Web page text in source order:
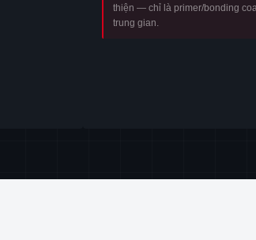
thiện — chỉ là primer/bonding
trung gian.